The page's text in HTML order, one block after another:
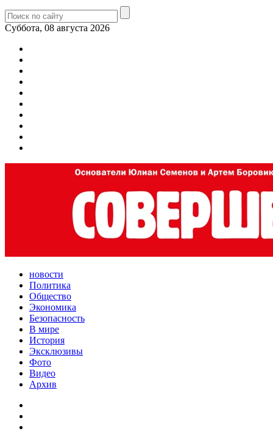
Суббота, 08 августа 2026
новости
Политика
Общество
Экономика
Безопасность
В мире
История
Эксклюзивы
Фото
Видео
Архив